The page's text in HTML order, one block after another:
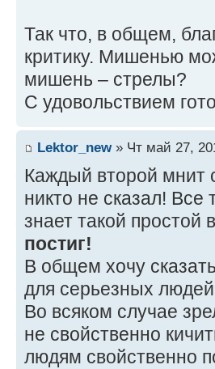
Так что, в общем,
критику. Мишенью
мишень – стрелы?
С удовольствием
Lektor_new» Чт май 27,
Каждый второй мнит
никто не сказал! Все
знает такой простой
постиг!
В общем хочу
для серьезных
Во всяком случае
не свойственно
людям свойственно